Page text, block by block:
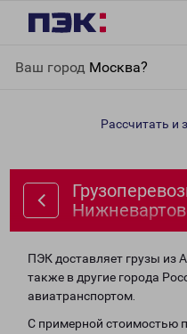
Ваш город Москва?
Нижневартовск
Рассчитать и
ПЭК доставляет грузы из
также в другие города
авиатранспортом.
С примерной стоимостью